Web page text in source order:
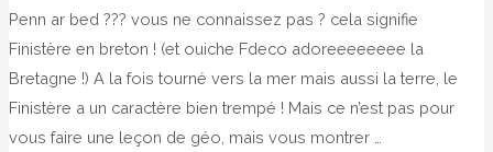
Penn ar bed ??? vous ne connaissez pas ? cela signifie
Finistère en breton ! (et ouiche Fdeco adoreeeeeeee la
Bretagne !) A la fois tourné vers la mer mais aussi la terre, le
Finistère a un caractère bien trempé ! Mais ce n’est pas pour
vous faire une leçon de géo, mais vous montrer …